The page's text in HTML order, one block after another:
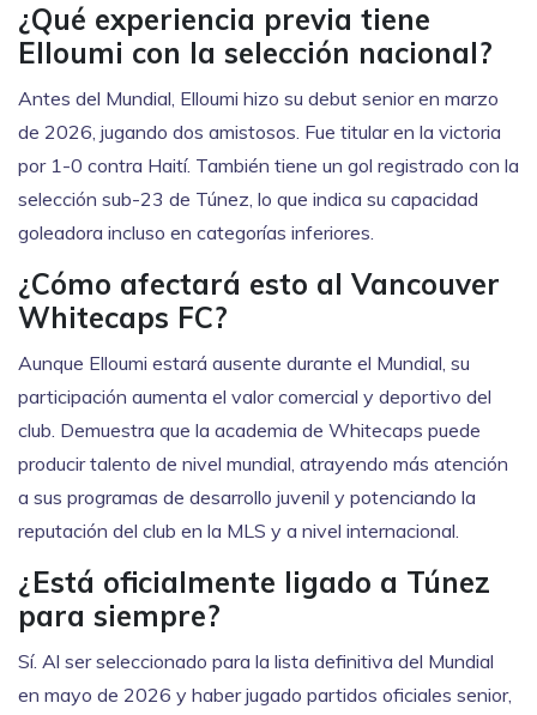
¿Qué experiencia previa tiene
Elloumi con la selección nacional?
Antes del Mundial, Elloumi hizo su debut senior en marzo
de 2026, jugando dos amistosos. Fue titular en la victoria
por 1-0 contra Haití. También tiene un gol registrado con la
selección sub-23 de Túnez, lo que indica su capacidad
goleadora incluso en categorías inferiores.
¿Cómo afectará esto al Vancouver
Whitecaps FC?
Aunque Elloumi estará ausente durante el Mundial, su
participación aumenta el valor comercial y deportivo del
club. Demuestra que la academia de Whitecaps puede
producir talento de nivel mundial, atrayendo más atención
a sus programas de desarrollo juvenil y potenciando la
reputación del club en la MLS y a nivel internacional.
¿Está oficialmente ligado a Túnez
para siempre?
Sí. Al ser seleccionado para la lista definitiva del Mundial
en mayo de 2026 y haber jugado partidos oficiales senior,